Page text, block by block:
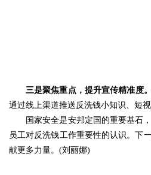
三是聚焦重点，提升宣传精准度。
通过线上渠道推送反洗钱小知识、短
国家安全是安邦定国的重要基石
员工对反洗钱工作重要性的认识。下
献更多力量。(刘丽娜)